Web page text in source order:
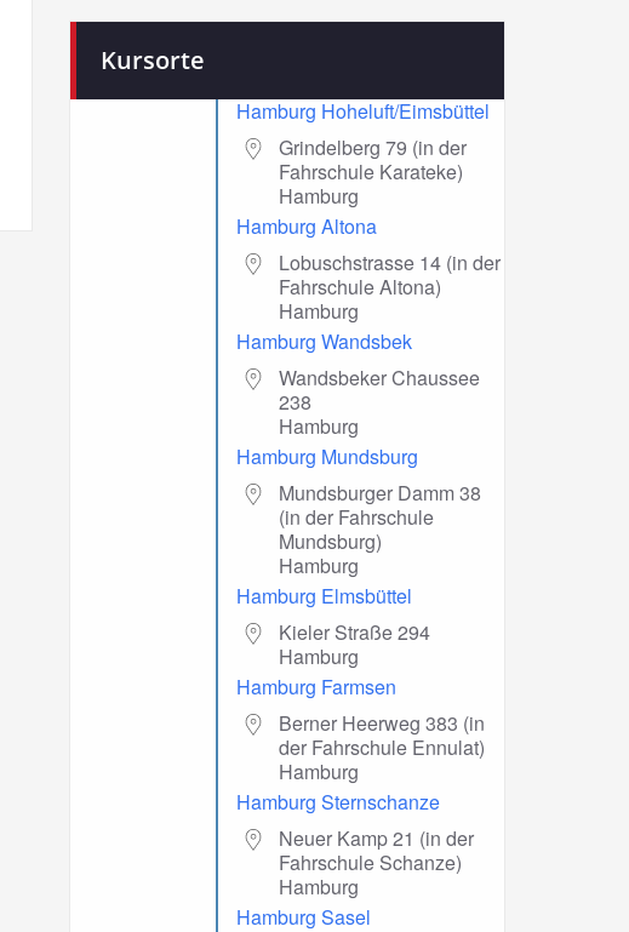
Kursorte
Hamburg Hoheluft/Eimsbüttel
Grindelberg 79 (in der
Fahrschule Karateke)
Hamburg
Hamburg Altona
Lobuschstrasse 14 (in der
Fahrschule Altona)
Hamburg
Hamburg Wandsbek
Wandsbeker Chaussee
238
Hamburg
Hamburg Mundsburg
Mundsburger Damm 38
(in der Fahrschule
Mundsburg)
Hamburg
Hamburg Elmsbüttel
Kieler Straße 294
Hamburg
Hamburg Farmsen
Berner Heerweg 383 (in
der Fahrschule Ennulat)
Hamburg
Hamburg Sternschanze
Neuer Kamp 21 (in der
Fahrschule Schanze)
Hamburg
Hamburg Sasel